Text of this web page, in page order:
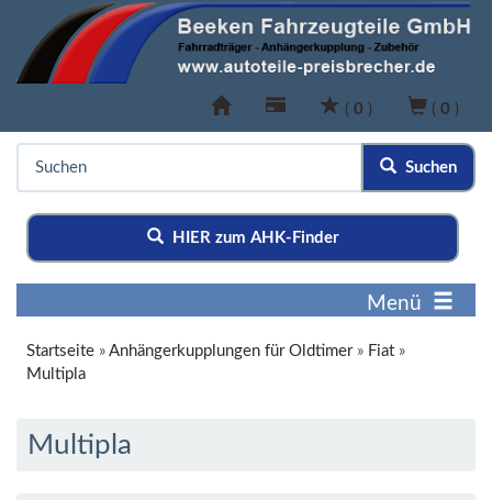
( 0 ) ( 0 )
Suchen
HIER zum AHK-Finder
Menü
Startseite » Anhängerkupplungen für Oldtimer» Fiat »
Multipla
Multipla